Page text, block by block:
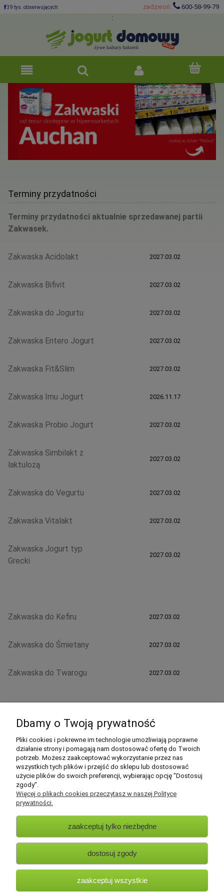
39 tys. obserwujących zadzwoń:
600-58-99-79
:
Terminy przydatności
Terminy przydatności aktualnie sprzedawanej partii
Zakwasek.
Zakwaska Acidolakt 2027.03.02
Zakwaska Bifivit 2027.03.02
Zakwaska do Jogurtu 2027.03.02
Zakwaska Entero Jogurt 2027.03.02
Zakwaska Fit&Slim 2027.03.02
Zakwaska Imu Jogurt 2026.11.17
Zakwaska Probio Jogurt 2027.03.02
Zakwaska Simbilakt z
laktulozą
2027.03.02
Zakwaska do Vegurtu 2027.03.02
Zakwaska Vitalakt 2027.03.02
Zakwaska Jogurt typ
Grecki
2027.03.02
Zakwaska do Kefiru 2027.03.02
Zakwaska do Śmietany 2027.03.02
Zakwaska do Twarogu 2027.03.02
Jak zrobić ? | Przepisy Regulamin zakupu|
dystrybutorów
Program partnerski Kontakt
Pomoc
Faktury i zwroty
Moje konto
Dbamy o Twoją prywatność
Pliki cookies i pokrewne im technologie umożliwiają poprawne
działanie strony i pomagają nam dostosować ofertę do Twoich
potrzeb. Możesz zaakceptować wykorzystanie przez nas
wszystkich tych plików i przejść do sklepu lub dostosować
użycie plików do swoich preferencji, wybierając opcję "Dostosuj
zgody".
Więcej o plikach cookies przeczytasz w naszej Polityce
prywatności.
zaakceptuj tylko niezbędne
dostosuj zgody
zaakceptuj wszystkie